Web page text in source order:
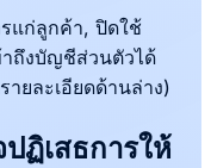
แก่ลูกค้า, ปิดใช้
าถึงบัญชีส่วนตัวได้
ยละเอียดด้านล่าง)
ฏิเสธการให้